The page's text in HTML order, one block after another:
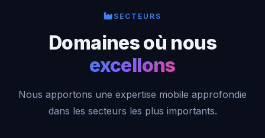
SECTEURS
Domaines où nous
excellons
Nous apportons une expertise mobile approfondie
dans les secteurs les plus importants.